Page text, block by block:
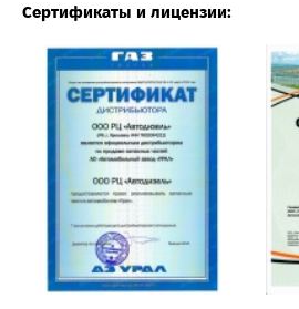
Сертификаты и лицензии: